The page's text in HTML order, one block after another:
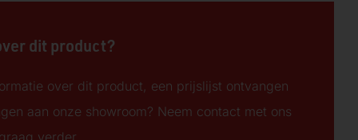
dit product?
over dit product, een prijslijst ontvangen
aan onze showroom? Neem contact met ons
verder.